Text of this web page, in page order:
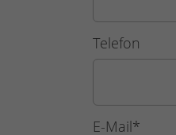
Telefon
E-Mail*